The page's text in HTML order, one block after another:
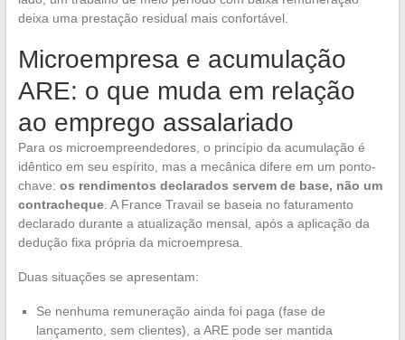
deixa uma prestação residual mais confortável.
Microempresa e acumulação
ARE: o que muda em relação
ao emprego assalariado
Para os microempreendedores, o princípio da acumulação é
idêntico em seu espírito, mas a mecânica difere em um ponto-
chave: os rendimentos declarados servem de base, não um
contracheque. A France Travail se baseia no faturamento
declarado durante a atualização mensal, após a aplicação da
dedução fixa própria da microempresa.
Duas situações se apresentam:
Se nenhuma remuneração ainda foi paga (fase de
lançamento, sem clientes), a ARE pode ser mantida